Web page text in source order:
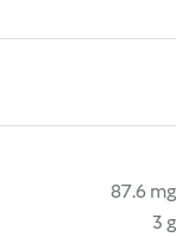
87.6 mg
3 g